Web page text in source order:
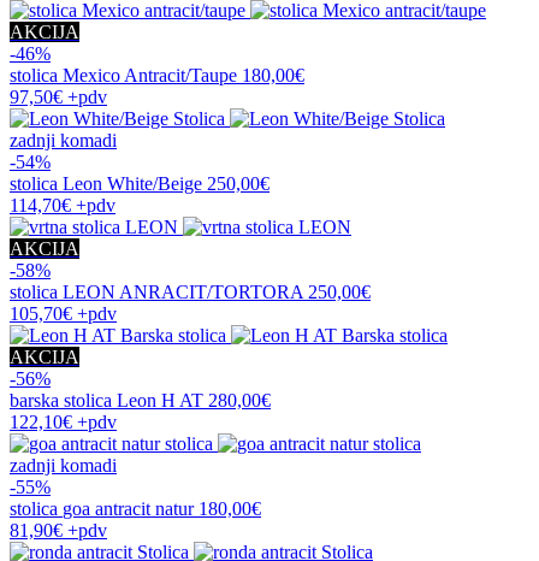
AKCIJA
-46%
stolica Mexico Antracit/Taupe 180,00€
97,50€ +pdv
zadnji komadi
-54%
stolica Leon White/Beige 250,00€
114,70€ +pdv
AKCIJA
-58%
stolica LEON ANRACIT/TORTORA 250,00€
105,70€ +pdv
AKCIJA
-56%
barska stolica Leon H AT 280,00€
122,10€ +pdv
zadnji komadi
-55%
stolica goa antracit natur 180,00€
81,90€ +pdv